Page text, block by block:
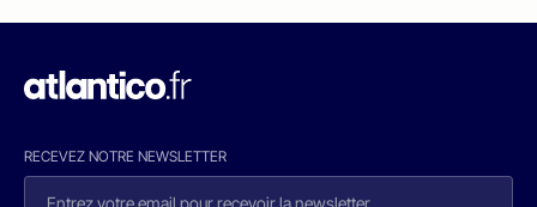
RECEVEZ NOTRE NEWSLETTER